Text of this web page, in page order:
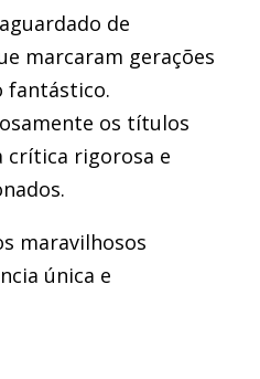
de
marcaram gerações
fantástico.
os títulos
crítica rigorosa e
maravilhosos
única e